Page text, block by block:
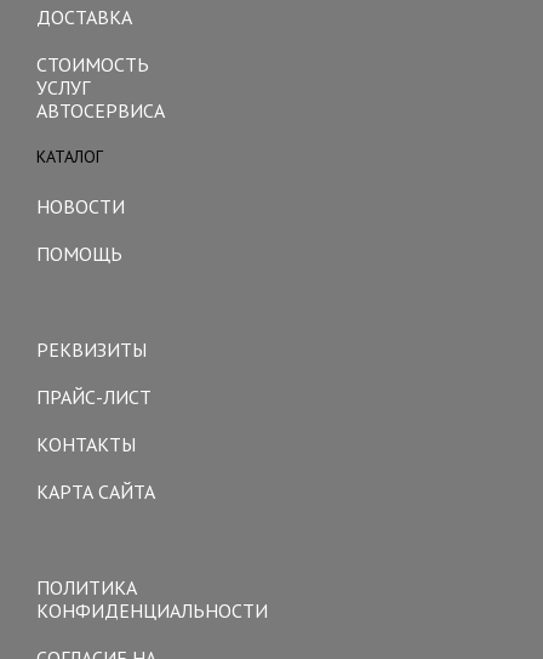
ДОСТАВКА
СТОИМОСТЬ
УСЛУГ
АВТОСЕРВИСА
КАТАЛОГ
НОВОСТИ
ПОМОЩЬ
РЕКВИЗИТЫ
ПРАЙС-ЛИСТ
КОНТАКТЫ
КАРТА САЙТА
ПОЛИТИКА
КОНФИДЕНЦИАЛЬНОСТИ